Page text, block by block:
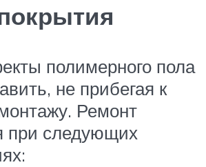
полимерного пола
не прибегая к
Ремонт
при следующих